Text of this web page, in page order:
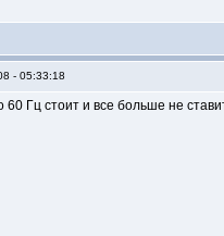
- 05:33:18
60 Гц стоит и все больше не